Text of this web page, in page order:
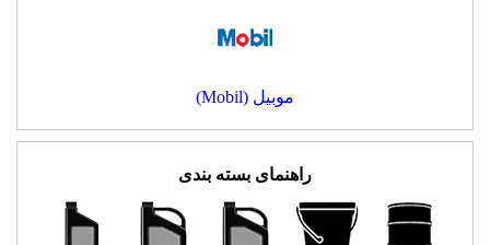
موبیل (Mobil)
راهنمای بسته بندی